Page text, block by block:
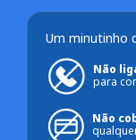
Um minutinho
Não
para
Não